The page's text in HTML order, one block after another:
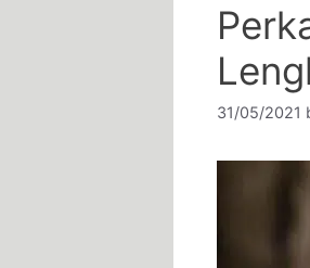
31/05/2021